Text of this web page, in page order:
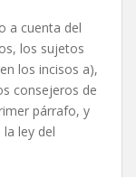
a cuenta del
los sujetos
los incisos a),
consejeros de
párrafo, y
ley del